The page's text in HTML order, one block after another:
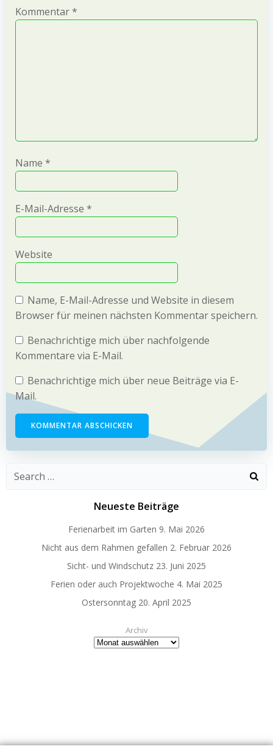
Kommentar*
Name *
E-Mail-Adresse *
Website
Name, E-Mail-Adresse und Website in diesem
Browser für meinen nächsten Kommentar speichern.
Benachrichtige mich über nachfolgende
Kommentare via E-Mail.
Benachrichtige mich über neue Beiträge via E-
Mail.
Search
Neueste Beiträge
Ferienarbeit im Garten 9. Mai 2026
Nicht aus dem Rahmen gefallen 2. Februar 2026
Sicht- und Windschutz 23. Juni 2025
Ferien oder auch Projektwoche 4. Mai 2025
Ostersonntag 20. April 2025
Archiv